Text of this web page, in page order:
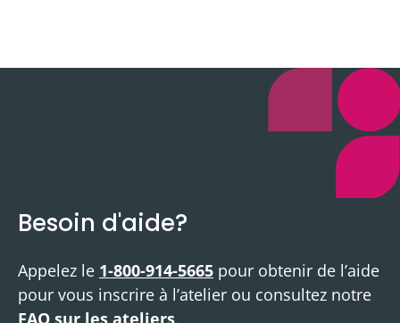
Besoin d'aide?
Appelez le 1-800-914-5665 pour obtenir de l’aide
pour vous inscrire à l’atelier ou consultez notre
FAQ sur les ateliers.